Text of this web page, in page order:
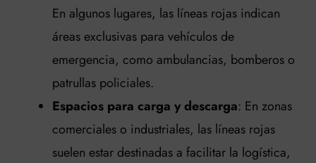
En algunos lugares, las líneas rojas indican
áreas exclusivas para vehículos de
emergencia, como ambulancias, bomberos o
patrullas policiales.
Espacios para carga y descarga: En zonas
comerciales o industriales, las líneas rojas
suelen estar destinadas a facilitar la logística,